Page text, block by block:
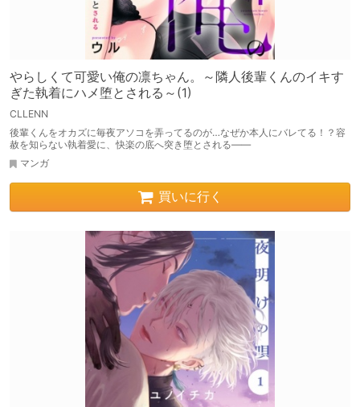
やらしくて可愛い俺の凛ちゃん。～隣人後輩くんのイキす
ぎた執着にハメ堕とされる～(1)
CLLENN
後輩くんをオカズに毎夜アソコを弄ってるのが…なぜか本人にバレてる！？容
赦を知らない執着愛に、快楽の底へ突き堕とされる――
マンガ
買いに行く